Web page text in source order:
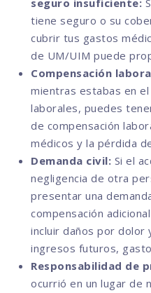
seguro insuficiente:
tiene seguro o su
cubrir tus gastos
de UM/UIM puede
Compensación
mientras estabas en
laborales, puedes
de compensación
médicos y la pérdida
Demanda civil: Si el
negligencia de otra
presentar una
compensación
incluir daños por dolor
ingresos futuros,
Responsabilidad de
ocurrió en un lugar de